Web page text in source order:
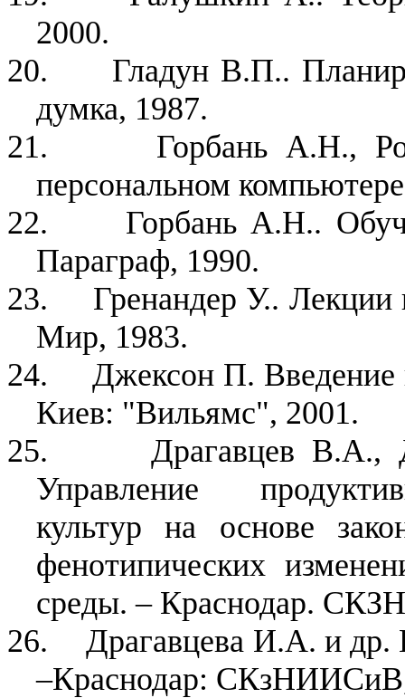
2000.
20.
Гладун В.П..
думка, 1987.
21.
Горбань А.Н.,
персональном
22.
Горбань А.Н..
Параграф, 1990.
23.
Гренандер У..
Мир, 1983.
24.
Джексон П.
Киев: "Вильямс", 2001.
25.
Драгавцев В.А.,
Управление
культур на основе
фенотипических
среды. – Краснодар.
26.
Драгавцева И.А. и
–Краснодар: